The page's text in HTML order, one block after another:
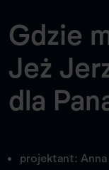
Gdzie
Jeż
dla
projektant: Anna